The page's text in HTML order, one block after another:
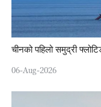
चीनको पहिलो समुद्री
06-Aug-2026